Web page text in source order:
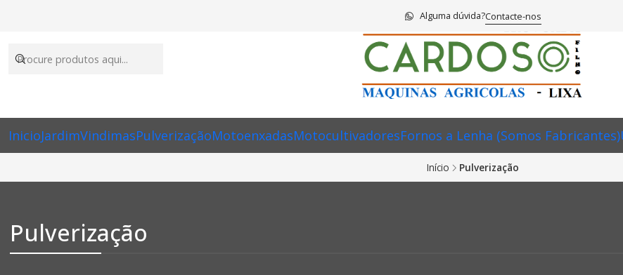
InicioJardimVindimasPulverizaçãoMotoenxadasMotocultivadoresFornos a Lenha (Somos Fabricantes)
Alguma dúvida?Contacte-nos
Início Pulverização
Pulverização